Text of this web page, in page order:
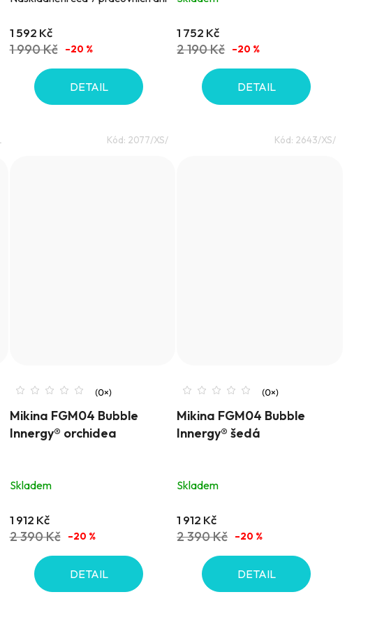
1 592 Kč
1 990 Kč –20 %
DETAIL
Kód: 2077/XS/
1 752 Kč
2 190 Kč –20 %
DETAIL
Kód: 2643/XS/
Mikina FGM04 Bubble
Innergy® orchidea
Skladem
1 912 Kč
2 390 Kč –20 %
DETAIL
Mikina FGM04 Bubble
Innergy® šedá
Skladem
1 912 Kč
2 390 Kč –20 %
DETAIL